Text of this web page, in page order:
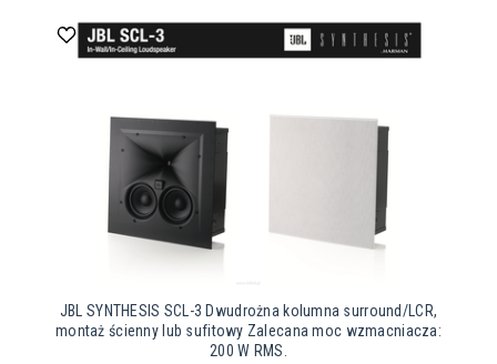
JBL SYNTHESIS SCL-3 Dwudrożna kolumna surround/LCR,
montaż ścienny lub sufitowy Zalecana moc wzmacniacza:
200 W RMS.